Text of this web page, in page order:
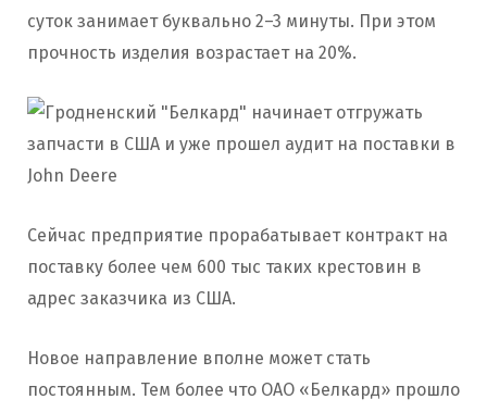
суток занимает буквально 2–3 минуты. При этом
прочность изделия возрастает на 20%.
Сейчас предприятие прорабатывает контракт на
поставку более чем 600 тыс таких крестовин в
адрес заказчика из США.
Новое направление вполне может стать
постоянным. Тем более что ОАО «Белкард» прошло